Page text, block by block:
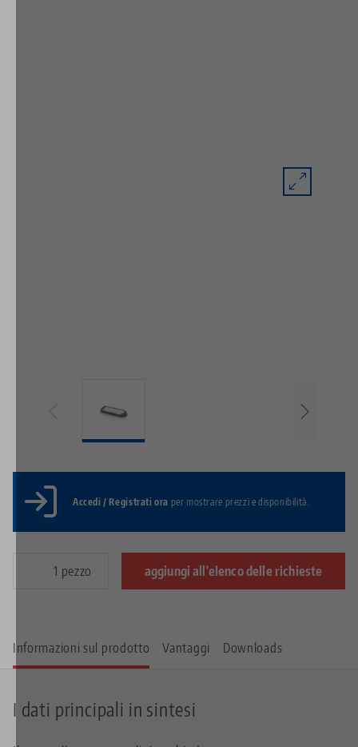
Accedi / Registrati ora per mostrare prezzi e disponibilità.
pezzo aggiungi all'elenco delle richieste
Informazioni sul prodotto Vantaggi Downloads
I dati principali in sintesi